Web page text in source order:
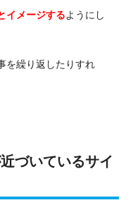
イメージするようにし
を繰り返したりすれ
づいているサイ